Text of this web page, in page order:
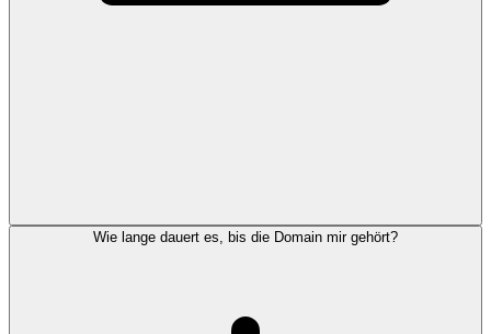
Wie lange dauert es, bis die Domain mir gehört?